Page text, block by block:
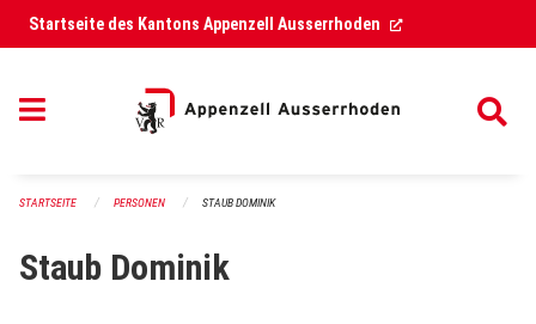
Navigation überspringen
Startseite des Kantons Appenzell Ausserrhoden (External Link)
STARTSEITE PERSONEN STAUB DOMINIK
Staub Dominik